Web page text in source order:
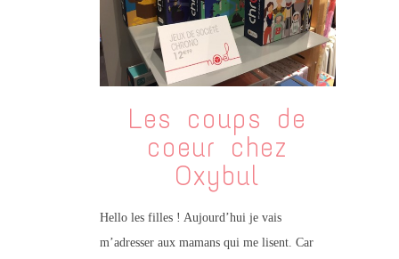
Les coups de
coeur chez
Oxybul
Hello les filles ! Aujourd’hui je vais
m’adresser aux mamans qui me lisent. Car